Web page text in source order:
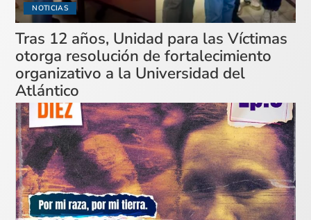
NOTICIAS
Tras 12 años, Unidad para las Víctimas
otorga resolución de fortalecimiento
organizativo a la Universidad del
Atlántico